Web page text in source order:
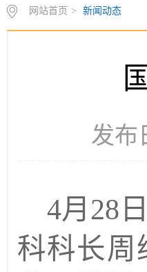
网站首页 > 新闻动态
发布
4月28
科科长周